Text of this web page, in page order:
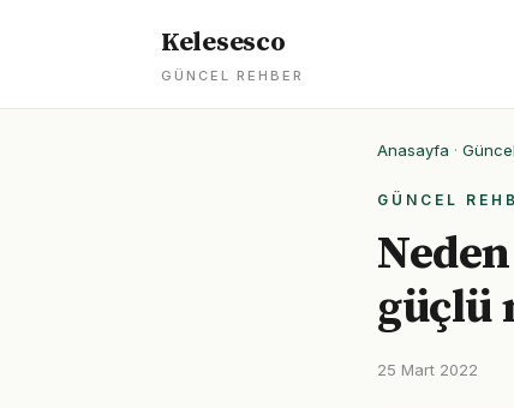
Kelesesco
GÜNCEL REHBER
Anasayfa ·
GÜNCEL
güçlü
25 Mart 2022